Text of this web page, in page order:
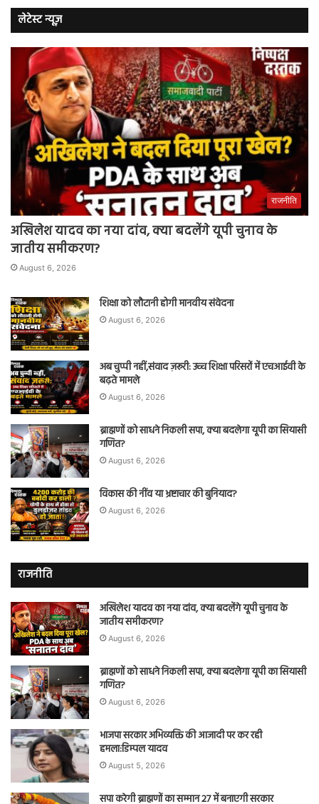
लेटेस्ट न्यूज़
राजनीति
अखिलेश यादव का नया दांव, क्या बदलेंगे यूपी चुनाव के
जातीय समीकरण?
August 6, 2026
शिक्षा को लौटानी होगी मानवीय संवेदना
August 6, 2026
अब चुप्पी नहीं,संवाद ज़रूरी: उच्च शिक्षा परिसरों में एचआईवी के
बढ़ते मामले
August 6, 2026
ब्राह्मणों को साधने निकली सपा, क्या बदलेगा यूपी का सियासी
गणित?
August 6, 2026
विकास की नींव या भ्रष्टाचार की बुनियाद?
August 6, 2026
राजनीति
अखिलेश यादव का नया दांव, क्या बदलेंगे यूपी चुनाव के
जातीय समीकरण?
August 6, 2026
ब्राह्मणों को साधने निकली सपा, क्या बदलेगा यूपी का सियासी
गणित?
August 6, 2026
भाजपा सरकार अभिव्यक्ति की आजादी पर कर रही
हमला:डिम्पल यादव
August 5, 2026
सपा करेगी ब्राह्मणों का सम्मान 27 में बनाएगी सरकार